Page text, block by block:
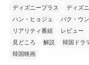
ディズニープラス
ディズ
ハン・ヒョジュ
パク・ウ
リアリティ番組
レビュー
見どころ
解説 韓国ドラ
韓国映画